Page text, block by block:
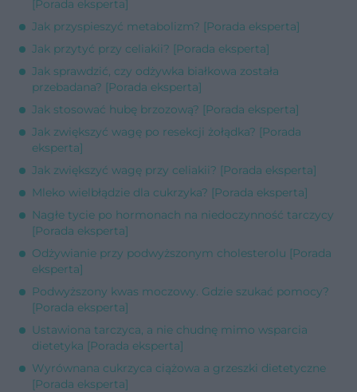
[Porada eksperta]
Jak przyspieszyć metabolizm? [Porada eksperta]
Jak przytyć przy celiakii? [Porada eksperta]
Jak sprawdzić, czy odżywka białkowa została
przebadana? [Porada eksperta]
Jak stosować hubę brzozową? [Porada eksperta]
Jak zwiększyć wagę po resekcji żołądka? [Porada
eksperta]
Jak zwiększyć wagę przy celiakii? [Porada eksperta]
Mleko wielbłądzie dla cukrzyka? [Porada eksperta]
Nagłe tycie po hormonach na niedoczynność tarczycy
[Porada eksperta]
Odżywianie przy podwyższonym cholesterolu [Porada
eksperta]
Podwyższony kwas moczowy. Gdzie szukać pomocy?
[Porada eksperta]
Ustawiona tarczyca, a nie chudnę mimo wsparcia
dietetyka [Porada eksperta]
Wyrównana cukrzyca ciążowa a grzeszki dietetyczne
[Porada eksperta]